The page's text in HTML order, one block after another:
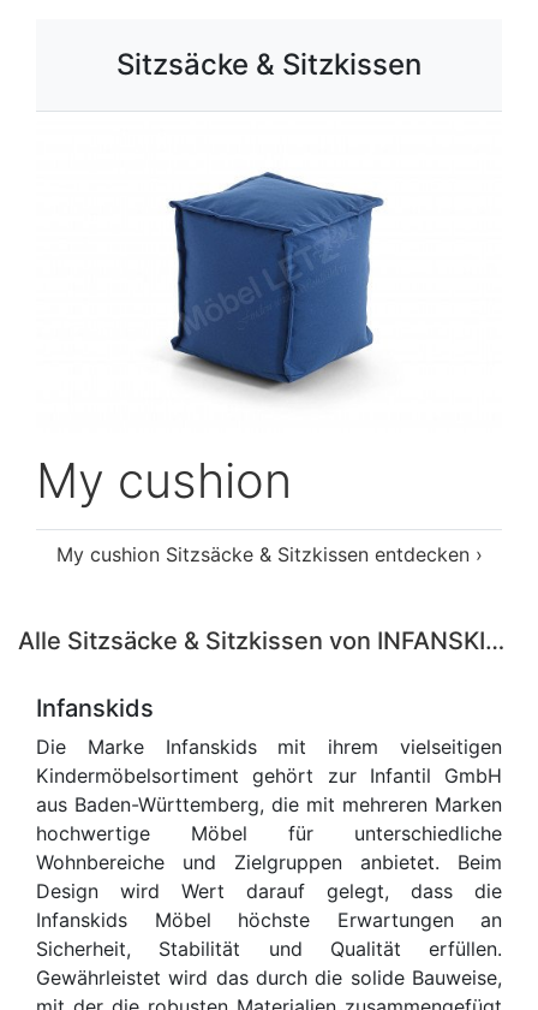
Sitzsäcke & Sitzkissen
My cushion
My cushion Sitzsäcke & Sitzkissen entdecken ›
Alle Sitzsäcke & Sitzkissen von INFANSKIDS entdecken ›
Infanskids
Die Marke Infanskids mit ihrem vielseitigen
Kindermöbelsortiment gehört zur Infantil GmbH
aus Baden-Württemberg, die mit mehreren Marken
hochwertige Möbel für unterschiedliche
Wohnbereiche und Zielgruppen anbietet. Beim
Design wird Wert darauf gelegt, dass die
Infanskids Möbel höchste Erwartungen an
Sicherheit, Stabilität und Qualität erfüllen.
Gewährleistet wird das durch die solide Bauweise,